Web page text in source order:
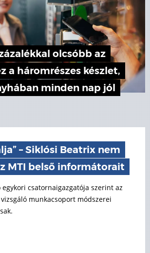
olcsóbb az
a háromrészes készlet,
minden nap jól
– Siklósi Beatrix nem
MTI belső informátorait
csatornaigazgatója szerint az
munkacsoport módszerei